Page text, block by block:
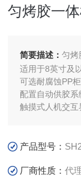
匀烤胶一
简要描述：匀烤
适用于8英寸及
可选耐腐蚀PP
配置自动供胶
触摸式人机交
专业匀胶腔体,
产品型号：
厂商性质：代